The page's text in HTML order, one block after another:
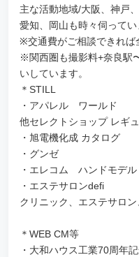
主な活動地域/大阪、神戸
愛知、岡山も時々伺ってい
※交通費がご相談できれば
※関西圏も撮影料+奈良駅
いしています。
＊STILL
・アパレル ワールド
他セレクトショップ レギ
・旭電機化成 カタログ
・グンゼ
・エレコム ハンドモデル
・エステサロンdefi
クリニック、エステサロ
＊WEB CM等
・大和ハウス工業70周年